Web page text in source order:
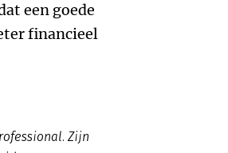
een goede
financieel
Zijn